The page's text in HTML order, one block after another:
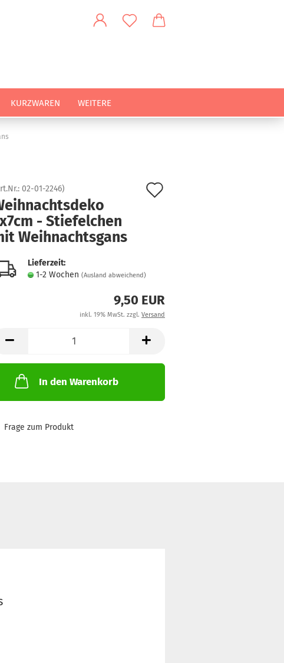
KURZWAREN WEITERE
02-01-2246)
- Stiefelchen
Weihnachtsgans
Lieferzeit:
1-2 Wochen (Ausland abweichend)
9,50 EUR
inkl. 19% MwSt. zzgl. Versand
In den Warenkorb
Frage zum Produkt